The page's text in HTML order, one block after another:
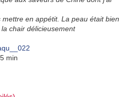
en appétit. La peau était bien
chair délicieusement
min